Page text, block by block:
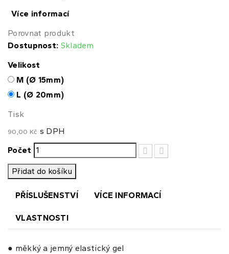
Více informací
Porovnat produkt
Dostupnost: Skladem
Velikost
M (Ø 15mm)
L (Ø 20mm)
Tisk
90,00 Kč s DPH
Počet
Přidat do košíku
PŘÍSLUŠENSTVÍ VÍCE INFORMACÍ
VLASTNOSTI
● měkký a jemný elastický gel